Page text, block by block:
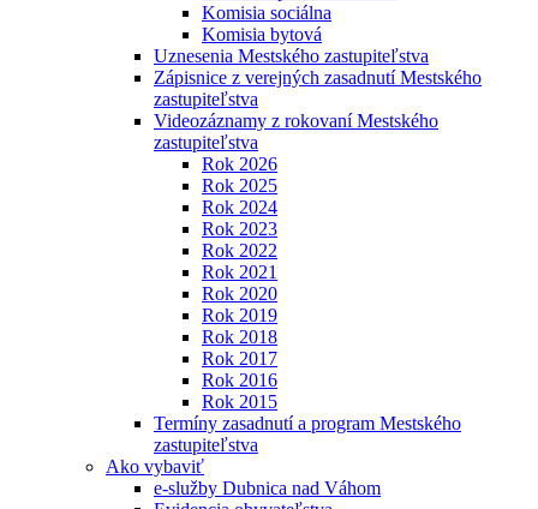
Komisia sociálna
Komisia bytová
Uznesenia Mestského zastupiteľstva
Zápisnice z verejných zasadnutí Mestského
zastupiteľstva
Videozáznamy z rokovaní Mestského
zastupiteľstva
Rok 2026
Rok 2025
Rok 2024
Rok 2023
Rok 2022
Rok 2021
Rok 2020
Rok 2019
Rok 2018
Rok 2017
Rok 2016
Rok 2015
Termíny zasadnutí a program Mestského
zastupiteľstva
Ako vybaviť
e-služby Dubnica nad Váhom